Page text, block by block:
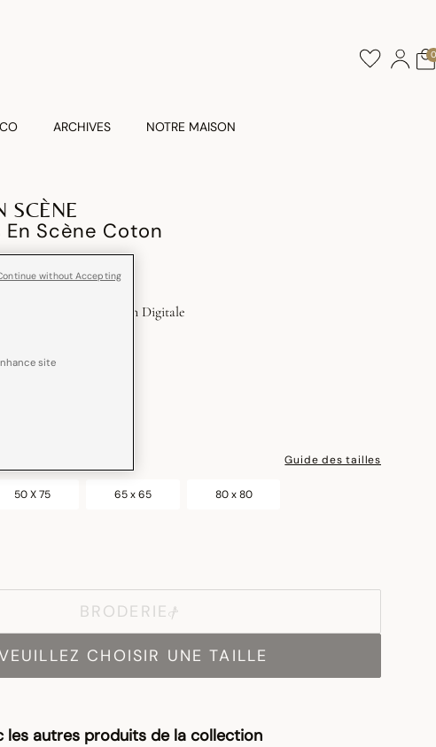
0
ARCHIVES NOTRE MAISON
SCÈNE
En Scène Coton
Impression Digitale
Guide des tailles
50 X 75 65 x 65 80 x 80
BRODERIE
CHOISIR UNE TAILLE
les autres produits de la collection
site
without Accepting